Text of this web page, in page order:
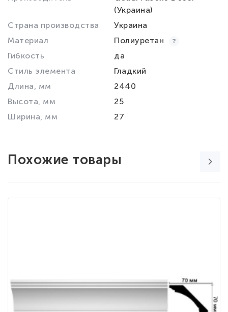
(Украина)
Страна производства
Украина
Материал
Полиуретан
Гибкость
да
Стиль элемента
Гладкий
Длина, мм
2440
Высота, мм
25
Ширина, мм
27
Похожие товары